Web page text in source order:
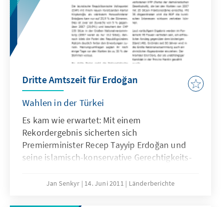
Dritte Amtszeit für Erdoğan
Wahlen in der Türkei
Es kam wie erwartet: Mit einem
Rekordergebnis sicherten sich
Premierminister Recep Tayyip Erdoğan und
seine islamisch-konservative Gerechtigkeits-
Parlamentswahlen am 12. Juni 2011 zum
Jan Senkyr 14. Juni 2011 Länderberichte